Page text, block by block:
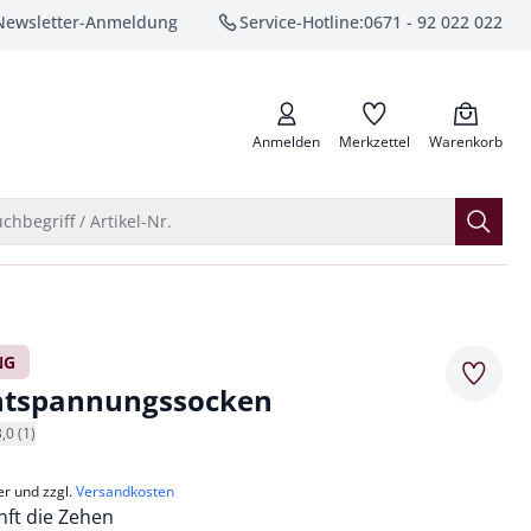
Anmeldung Service-Hotline:0671 - 92 022 022
anrufen
Anmelden Merkzettel Warenkorb
/ Artikel-Nr.
(1)
und zzgl.Versandkosten
die Zehen